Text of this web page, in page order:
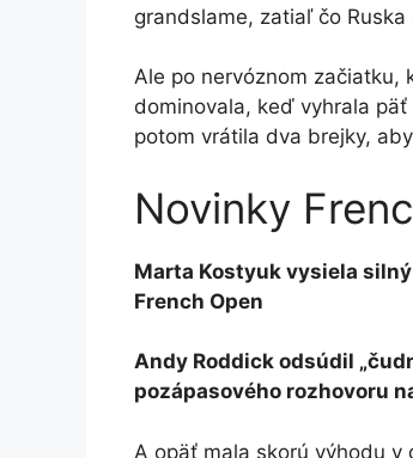
grandslame, zatiaľ čo
Ale po nervóznom začiatku,
dominovala, keď vyhrala
potom vrátila dva brejky,
Novinky
Marta Kostyuk vysiela
French Open
Andy Roddick odsúdil
pozápasového rozhovoru
A opäť mala skorú výhodu